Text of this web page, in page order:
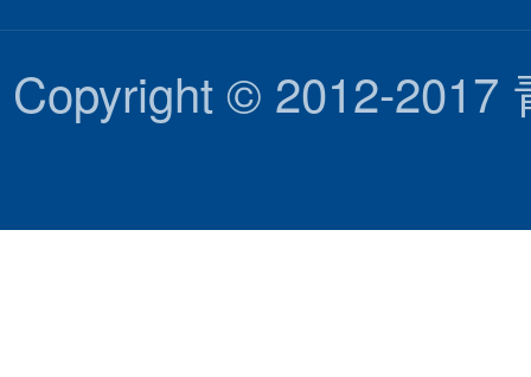
Copyright © 2012-2017